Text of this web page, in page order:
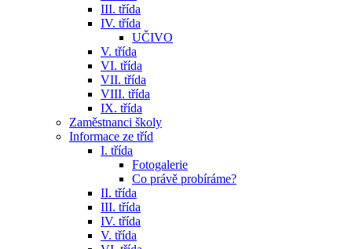
III. třída
IV. třída
UČIVO
V. třída
VI. třída
VII. třída
VIII. třída
IX. třída
Zaměstnanci školy
Informace ze tříd
I. třída
Fotogalerie
Co právě probíráme?
II. třída
III. třída
IV. třída
V. třída